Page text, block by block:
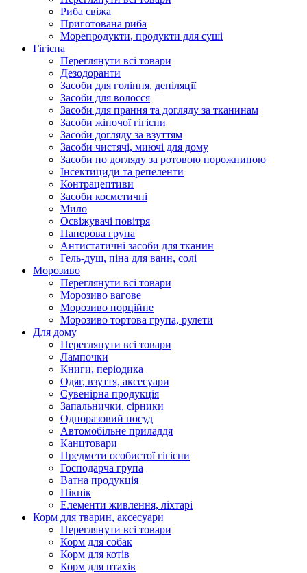
Риба свіжа
Приготована риба
Морепродукти, продукти для суші
Гігієна
Переглянути всі товари
Дезодоранти
Засоби для гоління, депіляції
Засоби для волосся
Засоби для прання та догляду за тканинам
Засоби жіночої гігієни
Засоби догляду за взуттям
Засоби чистячі, миючі для дому
Засоби по догляду за ротовою порожниною
Інсектициди та репеленти
Контрацептиви
Засоби косметичні
Мило
Освіжувачі повітря
Паперова група
Антистатичні засоби для тканин
Гель-душ, піна для ванн, солі
Морозиво
Переглянути всі товари
Морозиво вагове
Морозиво порційне
Морозиво тортова група, рулети
Для дому
Переглянути всі товари
Лампочки
Книги, періодика
Одяг, взуття, аксесуари
Сувенірна продукція
Запальнички, сірники
Одноразовий посуд
Автомобільне приладдя
Канцтовари
Предмети особистої гігієни
Господарча група
Ватна продукція
Пікнік
Елементи живлення, ліхтарі
Корм для тварин, аксесуари
Переглянути всі товари
Корм для собак
Корм для котів
Корм для птахів